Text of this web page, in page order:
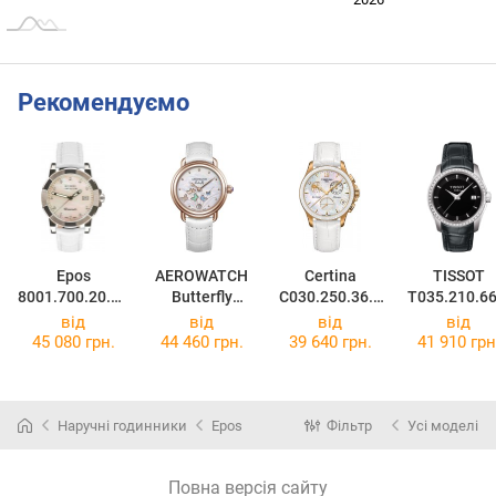
Рекомендуємо
Epos
8001.700.20.80
.70
AEROWATCH
Butterfly
44960RO05
Certina
C030.250.36.1
06.00
TISSOT
51.00
від
45 080 грн.
від
44 460 грн.
від
39 640 грн.
від
41 910
Наручні годинники Epos Фільтр Усі моделі
Повна версія сайту